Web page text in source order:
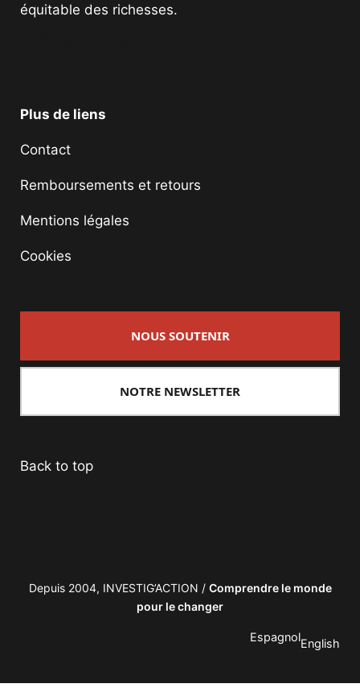
équitable des richesses.
Plus de liens
Contact
Remboursements et retours
Mentions légales
Cookies
NOUS SOUTENIR
NOTRE NEWSLETTER
Back to top
Depuis 2004, INVESTIG’ACTION / Comprendre le monde
pour le changer
EspagnolEnglish